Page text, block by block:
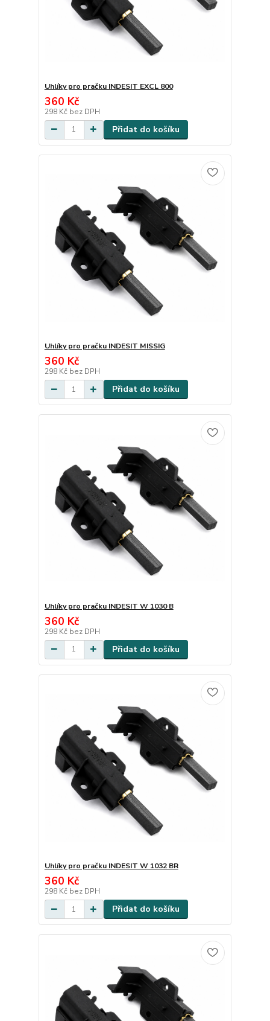
Uhlíky pro pračku INDESIT EXCL 800
360 Kč
298 Kč bez DPH
Přidat do košíku
Uhlíky pro pračku INDESIT MISSIG
360 Kč
298 Kč bez DPH
Přidat do košíku
Uhlíky pro pračku INDESIT W 1030 B
360 Kč
298 Kč bez DPH
Přidat do košíku
Uhlíky pro pračku INDESIT W 1032 BR
360 Kč
298 Kč bez DPH
Přidat do košíku